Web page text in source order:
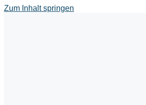
Zum Inhalt springen